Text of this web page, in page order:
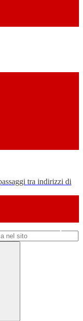
tra indirizzi di